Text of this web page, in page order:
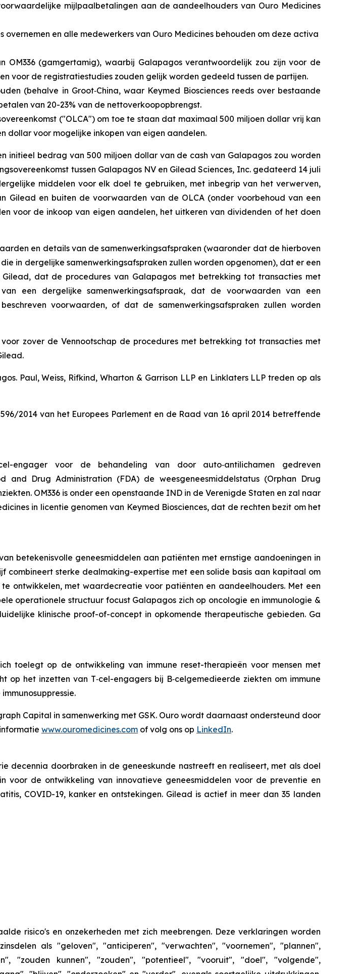
mijlpaalbetalingen aan de aandeelhouders van Ouro Medicines
en alle medewerkers van Ouro Medicines behouden om deze activa
OM336 (gamgertamig), waarbij Galapagos verantwoordelijk zou zijn voor de
voor de registratiestudies zouden gelijk worden gedeeld tussen de partijen.
(behalve in Groot‑China, waar Keymed Biosciences reeds over bestaande
van 20-23% van de nettoverkoopopbrengst.
("OLCA") om toe te staan dat maximaal 500 miljoen dollar vrij kan
dollar voor mogelijke inkopen van eigen aandelen.
initieel bedrag van 500 miljoen dollar van de cash van Galapagos zou worden
tussen Galapagos NV en Gilead Sciences, Inc. gedateerd 14 juli
middelen voor elk doel te gebruiken, met inbegrip van het verwerven,
Gilead en buiten de voorwaarden van de OLCA (onder voorbehoud van een
voor de inkoop van eigen aandelen, het uitkeren van dividenden of het doen
en details van de samenwerkingsafspraken (waaronder dat de hierboven
in dergelijke samenwerkingsafspraken zullen worden opgenomen), dat er een
dat de procedures van Galapagos met betrekking tot transacties met
een dergelijke samenwerkingsafspraak, dat de voorwaarden van een
voorwaarden, of dat de samenwerkingsafspraken zullen worden
zover de Vennootschap de procedures met betrekking tot transacties met
Paul, Weiss, Rifkind, Wharton & Garrison LLP en Linklaters LLP treden op als
2014 van het Europees Parlement en de Raad van 16 april 2014 betreffende
engager voor de behandeling van door auto‑antilichamen gedreven
and Drug Administration (FDA) de weesgeneesmiddelstatus (Orphan Drug
OM336 is onder een openstaande IND in de Verenigde Staten en zal naar
in licentie genomen van Keymed Biosciences, dat de rechten bezit om het
betekenisvolle geneesmiddelen aan patiënten met ernstige aandoeningen in
sterke dealmaking-expertise met een solide basis aan kapitaal om
ontwikkelen, met waardecreatie voor patiënten en aandeelhouders. Met een
operationele structuur focust Galapagos zich op oncologie en immunologie &
klinische proof-of-concept in opkomende therapeutische gebieden. Ga
toelegt op de ontwikkeling van immune reset-therapieën voor mensen met
op het inzetten van T‑cel-engagers bij B‑celgemedieerde ziekten om immune
Capital in samenwerking met GSK. Ouro wordt daarnaast ondersteund door
www.ouromedicines.com of volg ons op LinkedIn.
decennia doorbraken in de geneeskunde nastreeft en realiseert, met als doel
de ontwikkeling van innovatieve geneesmiddelen voor de preventie en
COVID-19, kanker en ontstekingen. Gilead is actief in meer dan 35 landen
risico's en onzekerheden met zich meebrengen. Deze verklaringen worden
als "geloven", "anticiperen", "verwachten", "voornemen", "plannen",
"zouden kunnen", "zouden", "potentieel", "vooruit", "doel", "volgende",